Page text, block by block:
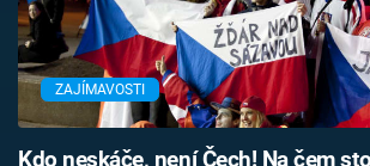
ZAJÍMAVOSTI
Kdo neskáče, není Čech! Na čem